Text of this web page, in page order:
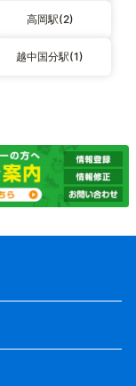
高岡駅(2)
越中国分駅(1)